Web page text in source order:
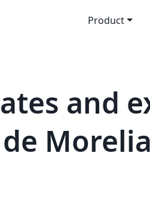
Product
and
Morelia